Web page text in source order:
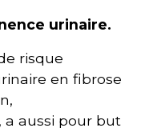
urinaire.
risque
en fibrose
aussi pour but